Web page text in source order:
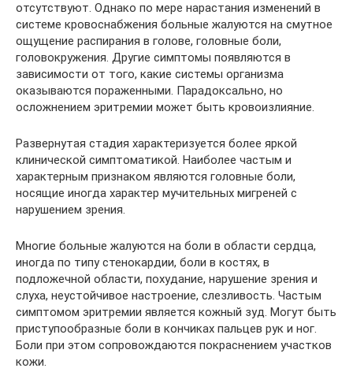
отсутствуют. Однако по мере нарастания изменений в
системе кровоснабжения больные жалуются на смутное
ощущение распирания в голове, головные боли,
головокружения. Другие симптомы появляются в
зависимости от того, какие системы организма
оказываются пораженными. Парадоксально, но
осложнением эритремии может быть кровоизлияние.
Развернутая стадия характеризуется более яркой
клинической симптоматикой. Наиболее частым и
характерным признаком являются головные боли,
носящие иногда характер мучительных мигреней с
нарушением зрения.
Многие больные жалуются на боли в области сердца,
иногда по типу стенокардии, боли в костях, в
подложечной области, похудание, нарушение зрения и
слуха, неустойчивое настроение, слезливость. Частым
симптомом эритремии является кожный зуд. Могут быть
приступообразные боли в кончиках пальцев рук и ног.
Боли при этом сопровождаются покраснением участков
кожи.